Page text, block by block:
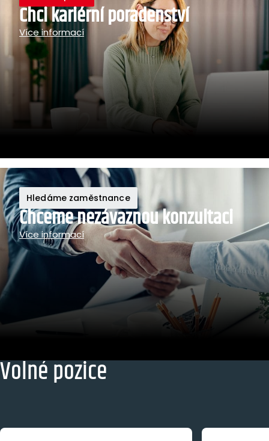
Chci kariérníporadenství
Více informací
Hledáme zaměstnance
Chceme nezávaznoukonzultaci
Více informací
Volné pozice